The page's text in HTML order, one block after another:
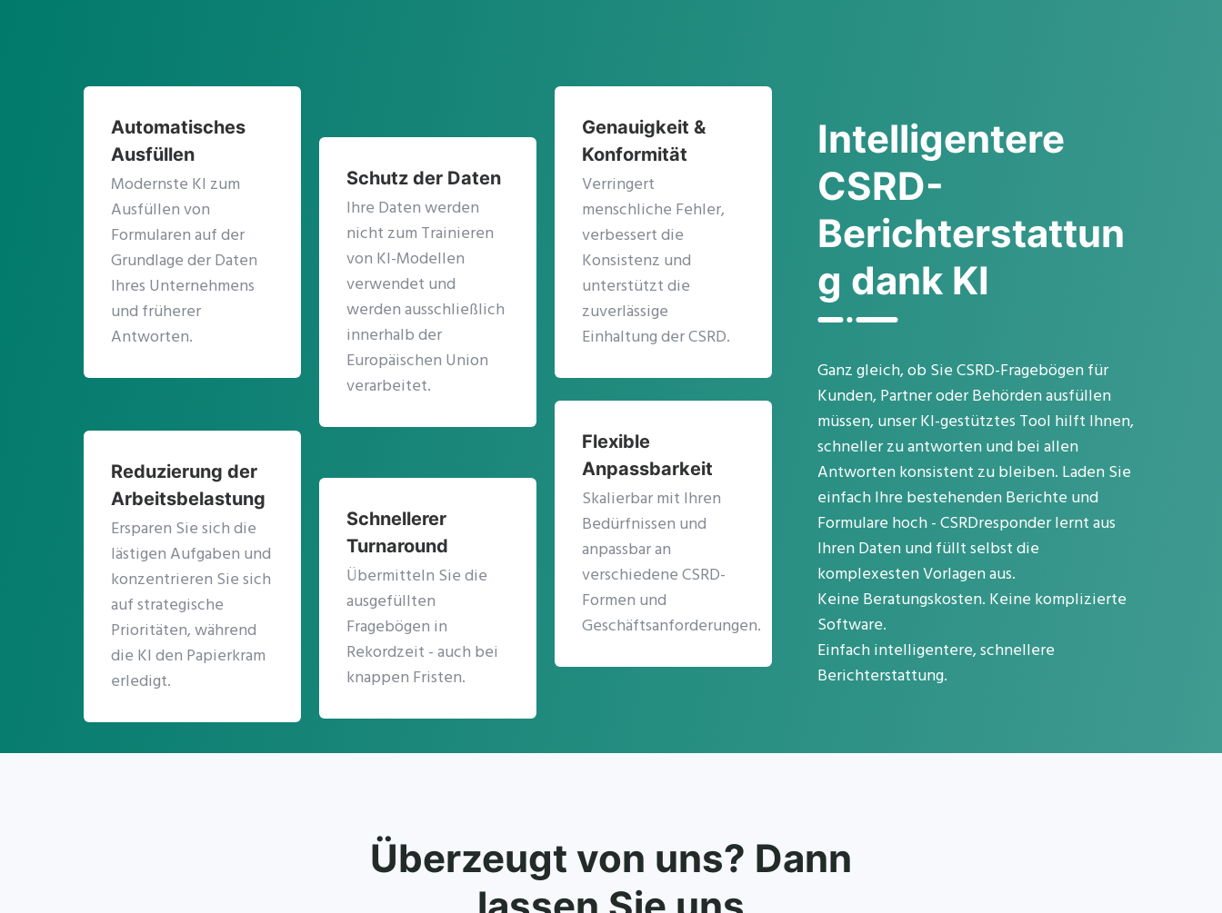
Automatisches
Ausfüllen
Modernste KI zum
Ausfüllen von
Formularen auf der
Grundlage der Daten
Ihres Unternehmens
und früherer
Antworten.
Schutz der Daten
Ihre Daten werden
nicht zum Trainieren
von KI-Modellen
verwendet und
werden ausschließlich
innerhalb der
Europäischen Union
verarbeitet.
Genauigkeit &
Konformität
Verringert
menschliche Fehler,
verbessert die
Konsistenz und
unterstützt die
zuverlässige
Einhaltung der CSRD.
Reduzierung der
Arbeitsbelastung
Ersparen Sie sich die
lästigen Aufgaben und
konzentrieren Sie sich
auf strategische
Prioritäten, während
die KI den Papierkram
erledigt.
Schnellerer
Turnaround
Übermitteln Sie die
ausgefüllten
Fragebögen in
Rekordzeit - auch bei
knappen Fristen.
Flexible
Anpassbarkeit
Skalierbar mit Ihren
Bedürfnissen und
anpassbar an
verschiedene CSRD-
Formen und
Geschäftsanforderungen.
Intelligentere
CSRD-
Berichterstattun
g dank KI
Ganz gleich, ob Sie CSRD-Fragebögen für
Kunden, Partner oder Behörden ausfüllen
müssen, unser KI-gestütztes Tool hilft Ihnen,
schneller zu antworten und bei allen
Antworten konsistent zu bleiben. Laden Sie
einfach Ihre bestehenden Berichte und
Formulare hoch - CSRDresponder lernt aus
Ihren Daten und füllt selbst die
komplexesten Vorlagen aus.
Keine Beratungskosten. Keine komplizierte
Software.
Einfach intelligentere, schnellere
Berichterstattung.
Überzeugt von uns? Dann